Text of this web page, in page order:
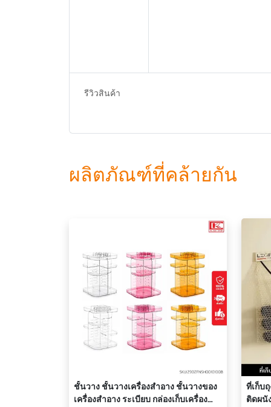
รีวิวสินค้า
ผลิตภัณฑ์ที่คล้ายกัน
ชั้นวาง ชั้นวางเครื่องสำอาง ชั้นวางของ
เครื่องสำอาง ระเบียบ กล่องเก็บเครื่อง
ที่เก็บ
ติดผนั